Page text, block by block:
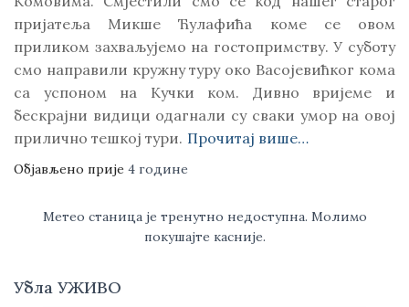
пријатеља Микше Ћулафића коме се овом
приликом захваљујемо на гостопримству. У суботу
смо направили кружну туру око Васојевићког кома
са успоном на Кучки ком. Дивно вријеме и
бескрајни видици одагнали су сваки умор на овој
прилично тешкој тури. Прочитај више…
Објављено прије 4 године
Метео станица је тренутно недоступна. Молимо
покушајте касније.
Убла УЖИВО